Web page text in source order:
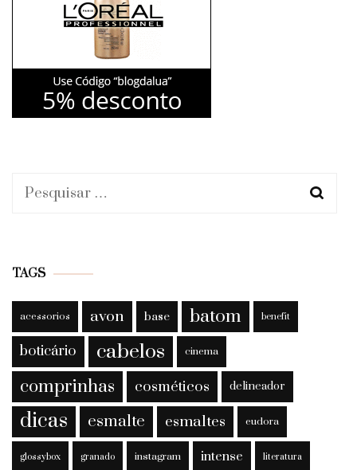
Pesquisar
TAGS
acessorios avon base batom benefit
boticário cabelos cinema
comprinhas cosméticos delineador
dicas esmalte esmaltes eudora
glossybox granado instagram intense literatura